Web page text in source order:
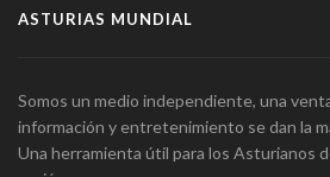
ASTURIAS MUNDIAL
Somos un medio independiente, una
información y entretenimiento se dan la
Una herramienta útil para los Asturianos